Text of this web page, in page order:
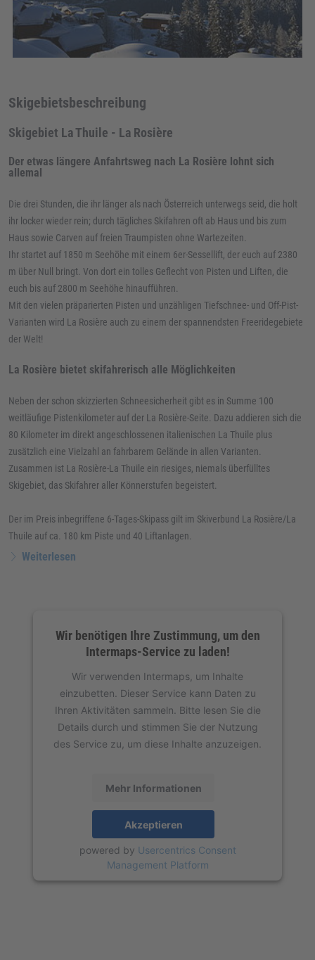
Skigebietsbeschreibung
Skigebiet La Thuile - La Rosière
Der etwas längere Anfahrtsweg nach La Rosière lohnt sich
allemal
Die drei Stunden, die ihr länger als nach Österreich unterwegs seid, die holt
ihr locker wieder rein; durch tägliches Skifahren oft ab Haus und bis zum
Haus sowie Carven auf freien Traumpisten ohne Wartezeiten.
Ihr startet auf 1850 m Seehöhe mit einem 6er-Sessellift, der euch auf 2380
m über Null bringt. Von dort ein tolles Geflecht von Pisten und Liften, die
euch bis auf 2800 m Seehöhe hinaufführen.
Mit den vielen präparierten Pisten und unzähligen Tiefschnee- und Off-Pist-
Varianten wird La Rosière auch zu einem der spannendsten Freeridegebiete
der Welt!
La Rosière bietet skifahrerisch alle Möglichkeiten
Neben der schon skizzierten Schneesicherheit gibt es in Summe 100
weitläufige Pistenkilometer auf der La Rosière-Seite. Dazu addieren sich die
80 Kilometer im direkt angeschlossenen italienischen La Thuile plus
zusätzlich eine Vielzahl an fahrbarem Gelände in allen Varianten.
Zusammen ist La Rosière-La Thuile ein riesiges, niemals überfülltes
Skigebiet, das Skifahrer aller Könnerstufen begeistert.
Der im Preis inbegriffene 6-Tages-Skipass gilt im Skiverbund La Rosière/La
Thuile auf ca. 180 km Piste und 40 Liftanlagen.
Weiterlesen
Wir benötigen Ihre Zustimmung, um den
Intermaps-Service zu laden!
Wir verwenden Intermaps, um Inhalte
einzubetten. Dieser Service kann Daten zu
Ihren Aktivitäten sammeln. Bitte lesen Sie die
Details durch und stimmen Sie der Nutzung
des Service zu, um diese Inhalte anzuzeigen.
Mehr Informationen
Akzeptieren
powered by Usercentrics Consent
Management Platform